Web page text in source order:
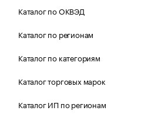
Каталог по ОКВЭД
Каталог по регионам
Каталог по категориям
Каталог торговых марок
Каталог ИП по регионам